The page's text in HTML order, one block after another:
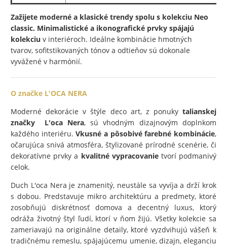
Zažijete moderné a klasické trendy spolu s kolekciu Neo
classic. Minimalistické a ikonografické prvky spájajú
kolekciu v interiéroch. Ideálne kombinácie hmotných
tvarov, sofitstikovaných tónov a odtieňov sú dokonale
vyvážené v harmónií.
O značke L'OCA NERA
Moderné dekorácie v štýle deco art, z ponuky talianskej
značky L'oca Nera, sú vhodným dizajnovým doplnkom
každého interiéru.Vkusné a pôsobivé farebné kombinácie,
očarujúca snivá atmosféra, štylizované prírodné scenérie, či
dekoratívne prvky a kvalitné vypracovanietvorí podmanivý
celok.
Duch L'oca Nera je znamenitý, neustále sa vyvíja a drží krok
s dobou. Predstavuje mikro architektúru a predmety, ktoré
zosobňujú diskrétnosť domova a decentný luxus, ktorý
odráža životný štyl ľudí, ktorí v ňom žijú. Všetky kolekcie sa
zameriavajú na originálne detaily, ktoré vyzdvihujú vášeň k
tradičnému remeslu, spájajúcemu umenie, dizajn, eleganciu